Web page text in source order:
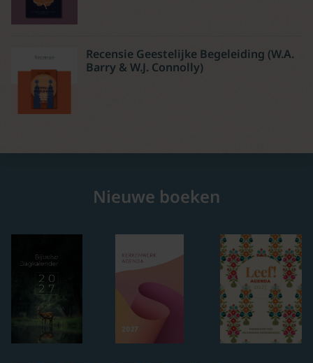
Recensie Geestelijke Begeleiding (W.A.
Barry & W.J. Connolly)
Nieuwe boeken